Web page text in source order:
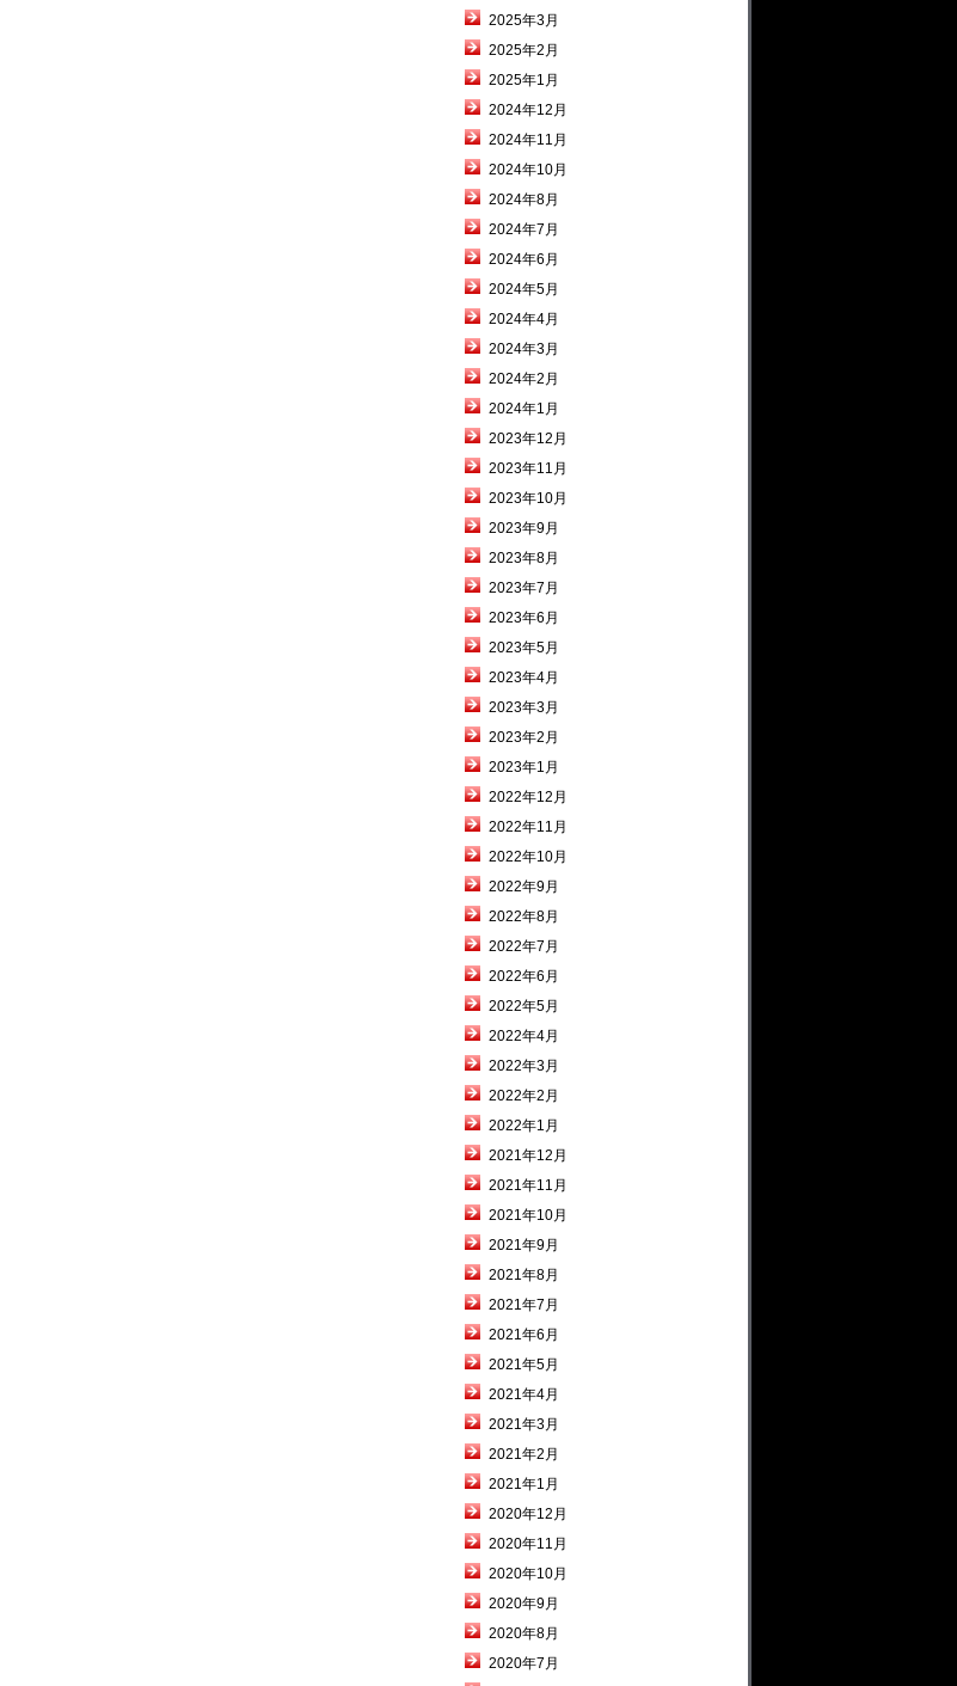
2025年3月
2025年2月
2025年1月
2024年12月
2024年11月
2024年10月
2024年8月
2024年7月
2024年6月
2024年5月
2024年4月
2024年3月
2024年2月
2024年1月
2023年12月
2023年11月
2023年10月
2023年9月
2023年8月
2023年7月
2023年6月
2023年5月
2023年4月
2023年3月
2023年2月
2023年1月
2022年12月
2022年11月
2022年10月
2022年9月
2022年8月
2022年7月
2022年6月
2022年5月
2022年4月
2022年3月
2022年2月
2022年1月
2021年12月
2021年11月
2021年10月
2021年9月
2021年8月
2021年7月
2021年6月
2021年5月
2021年4月
2021年3月
2021年2月
2021年1月
2020年12月
2020年11月
2020年10月
2020年9月
2020年8月
2020年7月